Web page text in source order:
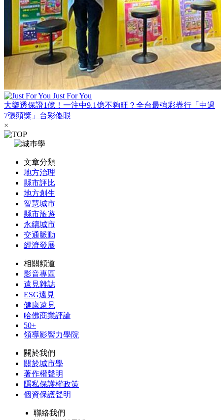
Just For You
大樂透保證1億！一注中9.1億不夠旺？全台最強彩券行「中過
7張頭獎」台彩傻眼
×
文章分類
地方治理
縣市評比
地方創生
智慧城市
縣市旅遊
永續城市
交通脈動
經濟發展
相關頻道
影音專區
遠見雜誌
ESG遠見
健康遠見
哈佛商業評論
50+
領導影響力學院
關於我們
關於城市學
著作權聲明
隱私保護權政策
個資保護聲明
聯絡我們